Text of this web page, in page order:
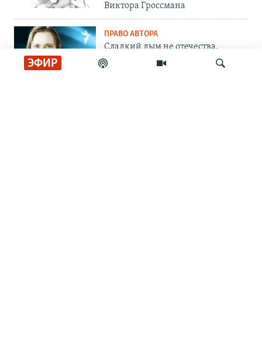
ЭФИР
Виктора Гроссмана
ПРАВО АВТОРА
Сладкий дым не отечества.
Андрей Архангельский – о
романе релоканта